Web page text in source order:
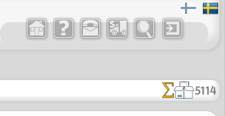
5114